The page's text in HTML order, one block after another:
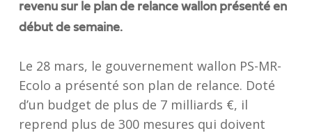
revenu sur le plan de relance wallon présenté en
début de semaine.
Le 28 mars, le gouvernement wallon PS-MR-
Ecolo a présenté son plan de relance. Doté
d’un budget de plus de 7 milliards €, il
reprend plus de 300 mesures qui doivent